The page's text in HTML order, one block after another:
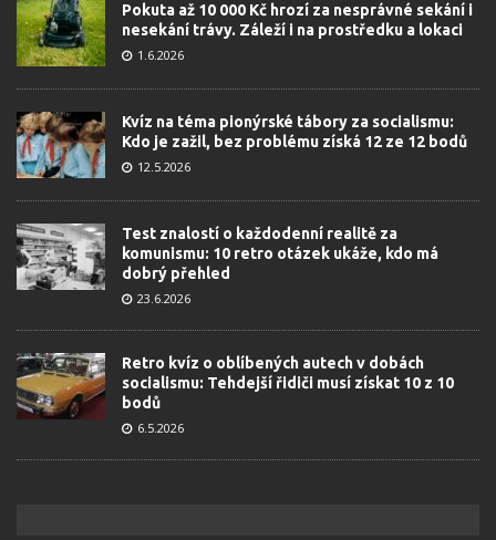
Pokuta až 10 000 Kč hrozí za nesprávné sekání i
nesekání trávy. Záleží i na prostředku a lokaci
1.6.2026
Kvíz na téma pionýrské tábory za socialismu:
Kdo je zažil, bez problému získá 12 ze 12 bodů
12.5.2026
Test znalostí o každodenní realitě za
komunismu: 10 retro otázek ukáže, kdo má
dobrý přehled
23.6.2026
Retro kvíz o oblíbených autech v dobách
socialismu: Tehdejší řidiči musí získat 10 z 10
bodů
6.5.2026